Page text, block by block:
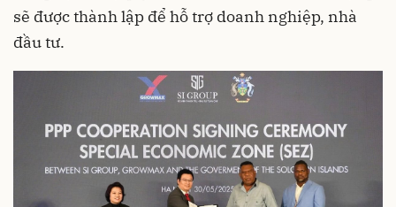
sẽ được thành lập để hỗ trợ doanh nghiệp, nhà
đầu tư.